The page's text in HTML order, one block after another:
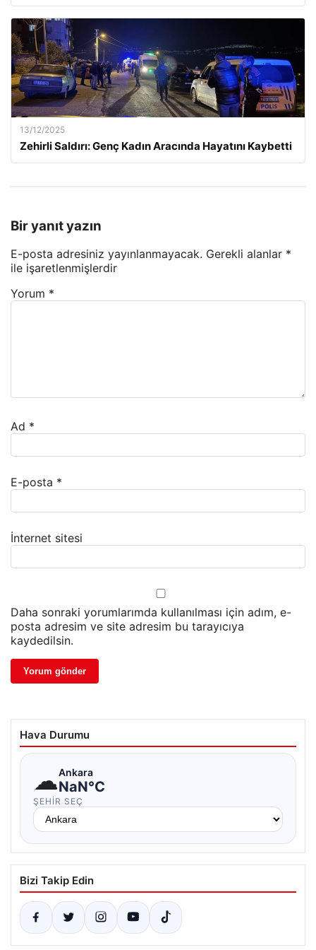
13/12/2025
Zehirli Saldırı: Genç Kadın Aracında Hayatını Kaybetti
Bir yanıt yazın
E-posta adresiniz yayınlanmayacak. Gerekli alanlar *
ile işaretlenmişlerdir
Yorum *
Ad *
E-posta *
İnternet sitesi
Daha sonraki yorumlarımda kullanılması için adım, e-
posta adresim ve site adresim bu tarayıcıya
kaydedilsin.
Hava Durumu
☁Ankara
NaN°C
ŞEHIR SEÇ
Bizi Takip Edin